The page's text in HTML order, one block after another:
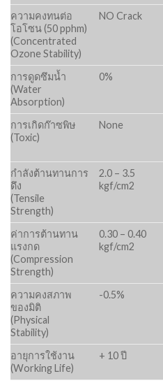
ความคงทนต่อ
โอโซน (50 pphm)
(Concentrated
Ozone Stability)
NO Crack
การดูดซึมน้ำ
(Water
Absorption)
0%
การเกิดก๊าซพิษ
(Toxic)
None
กำลังต้านทานการ
ดึง
(Tensile
Strength)
2.0 – 3.5
kgf/cm2
ค่าการต้านทาน
แรงกด
(Compression
Strength)
0.30 – 0.40
kgf/cm2
ความคงสภาพ
ของมิติ
(Physical
Stability)
-0.5%
อายุการใช้งาน
(Working Life)
+ 10 ปี